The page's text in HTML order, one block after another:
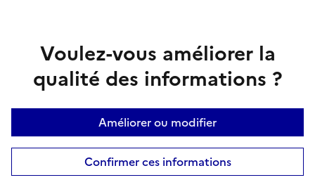
Voulez-vous améliorer la
qualité des informations ?
Améliorer ou modifier
Confirmer ces informations